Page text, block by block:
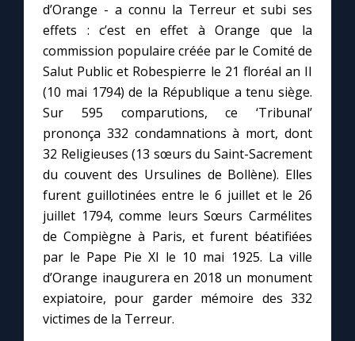
Marie qui défait les nœuds
Me consacrer à Jésus par Marie
Mes intentions de prière
Une Minute avec Marie
Une neuvaine
À la une
1000 Raisons de Croire
d’Orange - a connu la Terreur et subi ses
effets : c’est en effet à Orange que la
commission populaire créée par le Comité de
Salut Public et Robespierre le 21 floréal an II
(10 mai 1794) de la République a tenu siège.
Sur 595 comparutions, ce ‘Tribunal’
prononça 332 condamnations à mort, dont
32 Religieuses (13 sœurs du Saint-Sacrement
du couvent des Ursulines de Bollène). Elles
furent guillotinées entre le 6 juillet et le 26
juillet 1794, comme leurs Sœurs Carmélites
de Compiègne à Paris, et furent béatifiées
par le Pape Pie XI le 10 mai 1925. La ville
d’Orange inaugurera en 2018 un monument
expiatoire, pour garder mémoire des 332
victimes de la Terreur.